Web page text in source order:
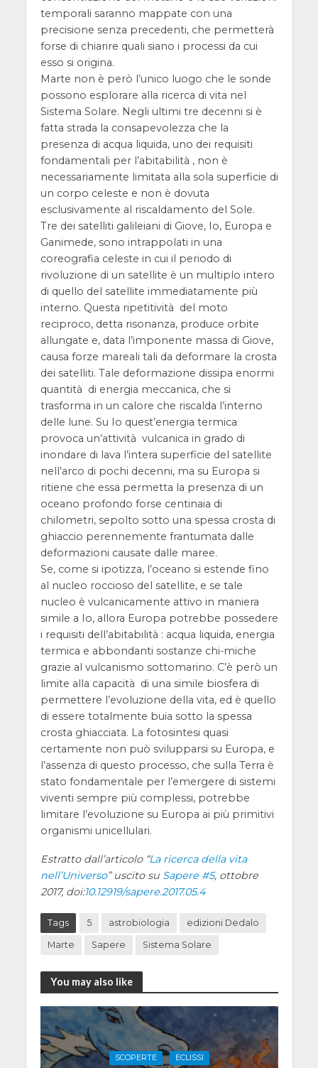
temporali saranno mappate con una
precisione senza precedenti, che permetterà
forse di chiarire quali siano i processi da cui
esso si origina.
Marte non è però l’unico luogo che le sonde
possono esplorare alla ricerca di vita nel
Sistema Solare. Negli ultimi tre decenni si è
fatta strada la consapevolezza che la
presenza di acqua liquida, uno dei requisiti
fondamentali per l’abitabilità , non è
necessariamente limitata alla sola superficie di
un corpo celeste e non è dovuta
esclusivamente al riscaldamento del Sole.
Tre dei satelliti galileiani di Giove, Io, Europa e
Ganimede, sono intrappolati in una
coreografia celeste in cui il periodo di
rivoluzione di un satellite è un multiplo intero
di quello del satellite immediatamente più
interno. Questa ripetitività del moto
reciproco, detta risonanza, produce orbite
allungate e, data l’imponente massa di Giove,
causa forze mareali tali da deformare la crosta
dei satelliti. Tale deformazione dissipa enormi
quantità di energia meccanica, che si
trasforma in un calore che riscalda l’interno
delle lune. Su Io quest’energia termica
provoca un’attività vulcanica in grado di
inondare di lava l’intera superficie del satellite
nell’arco di pochi decenni, ma su Europa si
ritiene che essa permetta la presenza di un
oceano profondo forse centinaia di
chilometri, sepolto sotto una spessa crosta di
ghiaccio perennemente frantumata dalle
deformazioni causate dalle maree.
Se, come si ipotizza, l’oceano si estende fino
al nucleo roccioso del satellite, e se tale
nucleo è vulcanicamente attivo in maniera
simile a Io, allora Europa potrebbe possedere
i requisiti dell’abitabilità : acqua liquida, energia
termica e abbondanti sostanze chi-miche
grazie al vulcanismo sottomarino. C’è però un
limite alla capacità di una simile biosfera di
permettere l’evoluzione della vita, ed è quello
di essere totalmente buia sotto la spessa
crosta ghiacciata. La fotosintesi quasi
certamente non può svilupparsi su Europa, e
l’assenza di questo processo, che sulla Terra è
stato fondamentale per l’emergere di sistemi
viventi sempre più complessi, potrebbe
limitare l’evoluzione su Europa ai più primitivi
organismi unicellulari.
Estratto dall’articolo “La ricerca della vita
nell’Universo” uscito su Sapere #5, ottobre
2017, doi:10.12919/sapere.2017.05.4
Tags 5 astrobiologia edizioni Dedalo
Marte Sapere Sistema Solare
You may also like
SCOPERTE ECLISSI